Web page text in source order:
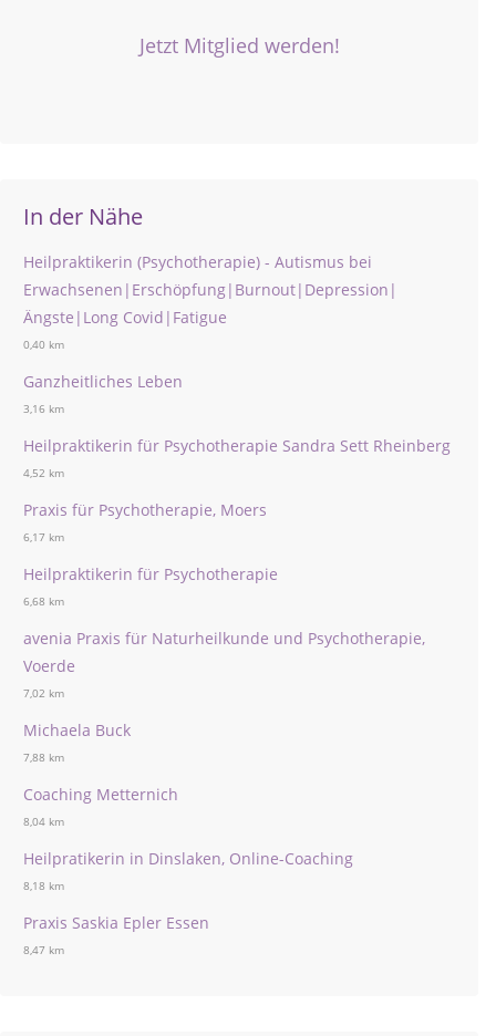
Jetzt Mitglied werden!
In der Nähe
Heilpraktikerin (Psychotherapie) - Autismus bei
Erwachsenen|Erschöpfung|Burnout|Depression|
Ängste|Long Covid|Fatigue
0,40 km
Ganzheitliches Leben
3,16 km
Heilpraktikerin für Psychotherapie Sandra Sett Rheinberg
4,52 km
Praxis für Psychotherapie, Moers
6,17 km
Heilpraktikerin für Psychotherapie
6,68 km
avenia Praxis für Naturheilkunde und Psychotherapie,
Voerde
7,02 km
Michaela Buck
7,88 km
Coaching Metternich
8,04 km
Heilpratikerin in Dinslaken, Online-Coaching
8,18 km
Praxis Saskia Epler Essen
8,47 km